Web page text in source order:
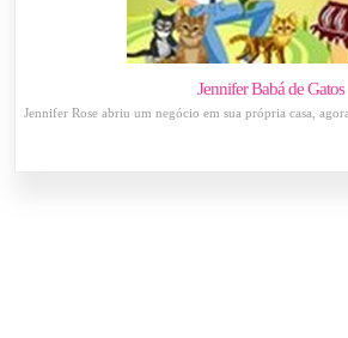
Jennifer Babá de Gatos
Jennifer Rose abriu um negócio em sua própria casa,